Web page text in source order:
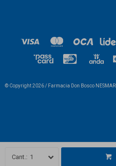
1
© Copyright 2026 / Farmacia Don Bosco